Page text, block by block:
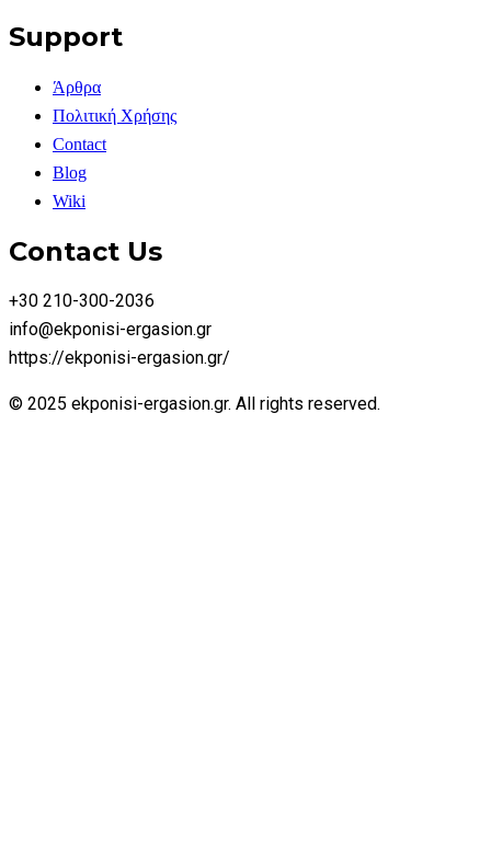
Support
Άρθρα
Πολιτική Χρήσης
Contact
Blog
Wiki
Contact Us
+30 210-300-2036
info@ekponisi-ergasion.gr
https://ekponisi-ergasion.gr/
© 2025 ekponisi-ergasion.gr. All rights reserved.